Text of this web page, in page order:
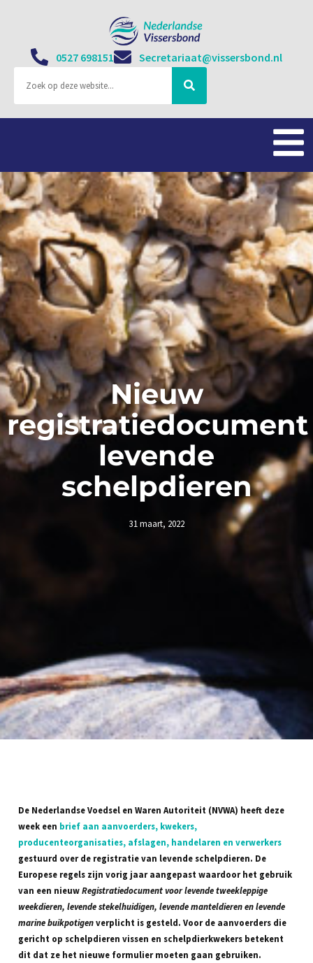
0527 698151 Secretariaat@vissersbond.nl
Nieuw
registratiedocument
levende
schelpdieren
31 maart, 2022
De Nederlandse Voedsel en Waren Autoriteit (NVWA) heeft deze
week een brief aan aanvoerders, kwekers,
producenteorganisaties, afslagen, handelaren en verwerkers
gestuurd over de registratie van levende schelpdieren. De
Europese regels zijn vorig jaar aangepast waardoor het gebruik
van een nieuwRegistratiedocument voor levende tweekleppige
weekdieren, levende stekelhuidigen, levende manteldieren en levende
marine buikpotigenverplicht is gesteld. Voor de aanvoerders die
gericht op schelpdieren vissen en schelpdierkwekers betekent
dit dat ze het nieuwe formulier moeten gaan gebruiken.